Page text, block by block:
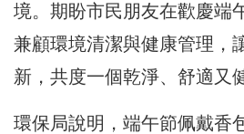
境。期盼市民朋友在歡慶端
兼顧環境清潔與健康管理，
新，共度一個乾淨、舒適又
環保局說明，端午節佩戴香